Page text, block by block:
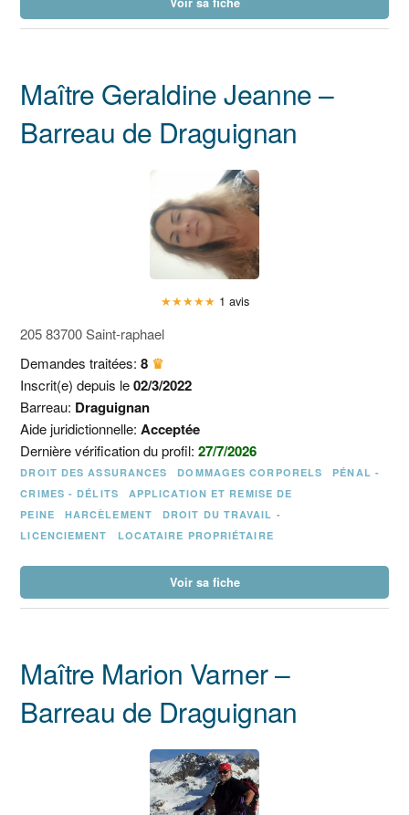
Maître Geraldine Jeanne –
Barreau de Draguignan
★★★★★ 1 avis
205 83700 Saint-raphael
Demandes traitées:8 ♛
Inscrit(e) depuis le02/3/2022
Barreau: Draguignan
Aide juridictionnelle:Acceptée
Dernière vérification du profil:27/7/2026
DROIT DES ASSURANCES DOMMAGES CORPORELS
PÉNAL -
CRIMES - DÉLITS
APPLICATION ET REMISE DE
PEINE
HARCÈLEMENT
DROIT DU TRAVAIL -
LICENCIEMENT
LOCATAIRE PROPRIÉTAIRE
Voir sa fiche
Maître Marion Varner –
Barreau de Draguignan